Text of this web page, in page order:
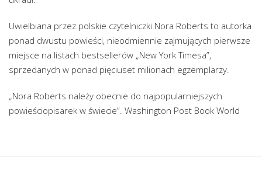
Uwielbiana przez polskie czytelniczki Nora Roberts to autorka
ponad dwustu powieści, nieodmiennie zajmujących pierwsze
miejsce na listach bestsellerów „New York Timesa”,
sprzedanych w ponad pięciuset milionach egzemplarzy.
„Nora Roberts należy obecnie do najpopularniejszych
powieściopisarek w świecie”. Washington Post Book World